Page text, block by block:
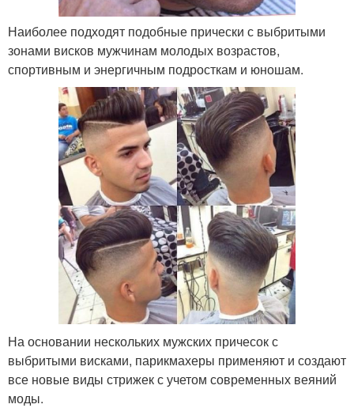
Наиболее подходят подобные прически с выбритыми
зонами висков мужчинам молодых возрастов,
спортивным и энергичным подросткам и юношам.
На основании нескольких мужских причесок с
выбритыми висками, парикмахеры применяют и создают
все новые виды стрижек с учетом современных веяний
моды.